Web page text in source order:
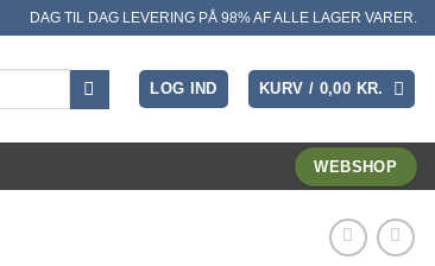
DAG TIL DAG LEVERING PÅ 98% AF ALLE LAGER VARER.
LOG IND KURV / 0,00 KR.
WEBSHOP